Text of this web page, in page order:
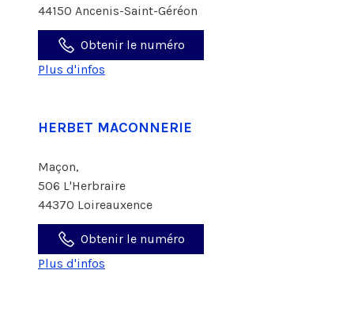
44150 Ancenis-Saint-Géréon
Obtenir le numéro
Plus d'infos
HERBET MACONNERIE
Maçon,
506 L'Herbraire
44370 Loireauxence
Obtenir le numéro
Plus d'infos